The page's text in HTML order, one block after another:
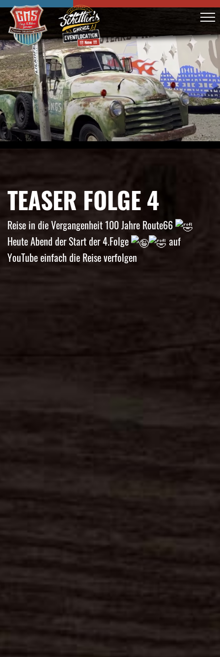
TEASER FOLGE 4
Reise in die Vergangenheit 100 Jahre Route66
Heute Abend der Start der 4.Folge
auf
YouTube einfach die Reise verfolgen